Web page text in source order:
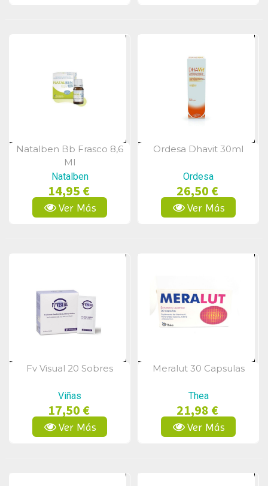
Vista Rápida
Natalben Bb Frasco 8,6
Ml
Natalben
14,95 €
Ver Más
Vista Rápida
Ordesa Dhavit 30ml
Ordesa
26,50 €
Ver Más
Vista Rápida
Fv Visual 20 Sobres
Viñas
17,50 €
Ver Más
Vista Rápida
Meralut 30 Capsulas
Thea
21,98 €
Ver Más